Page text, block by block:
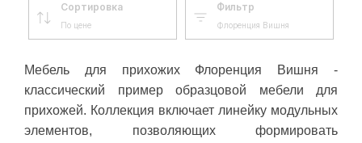
Сортировка
По цене
Фильтр
Флоренция Вишня
Мебель для прихожих Флоренция Вишня -
классический пример образцовой мебели для
прихожей. Коллекция включает линейку модульных
элементов, позволяющих формировать